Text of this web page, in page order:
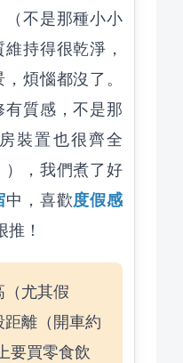
（不是那種小小
持得很乾淨，
煩惱都沒了。
質感，不是那
裝置也很齊全
），我們煮了好
中，喜歡度假感
！
尤其假
離（開車約
要買零食飲